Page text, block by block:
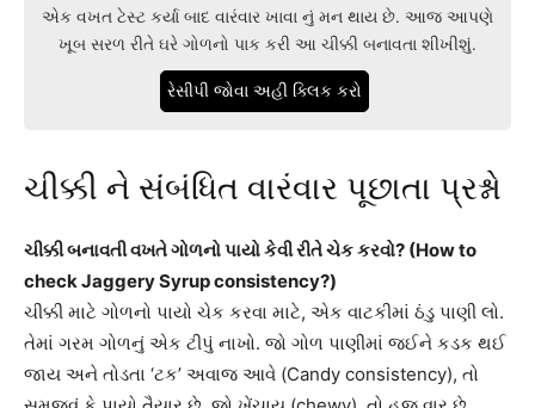
એક વખત ટેસ્ટ કર્યા બાદ વારંવાર ખાવા નું મન થાય છે. આજ આપણે
ખૂબ સરળ રીતે ઘરે ગોળનો પાક કરી આ ચીક્કી બનાવતા શીખીશું.
રેસીપી જોવા અહી ક્લિક કરો
ચીક્કી ને સંબંધિત વારંવાર પૂછાતા પ્રશ્નો
ચીક્કી બનાવતી વખતે ગોળનો પાયો કેવી રીતે ચેક કરવો? (How to
check Jaggery Syrup consistency?)
ચીક્કી માટે ગોળનો પાયો ચેક કરવા માટે, એક વાટકીમાં ઠંડુ પાણી લો.
તેમાં ગરમ ગોળનું એક ટીપું નાખો. જો ગોળ પાણીમાં જઈને કડક થઈ
જાય અને તોડતા ‘ટક’ અવાજ આવે (Candy consistency), તો